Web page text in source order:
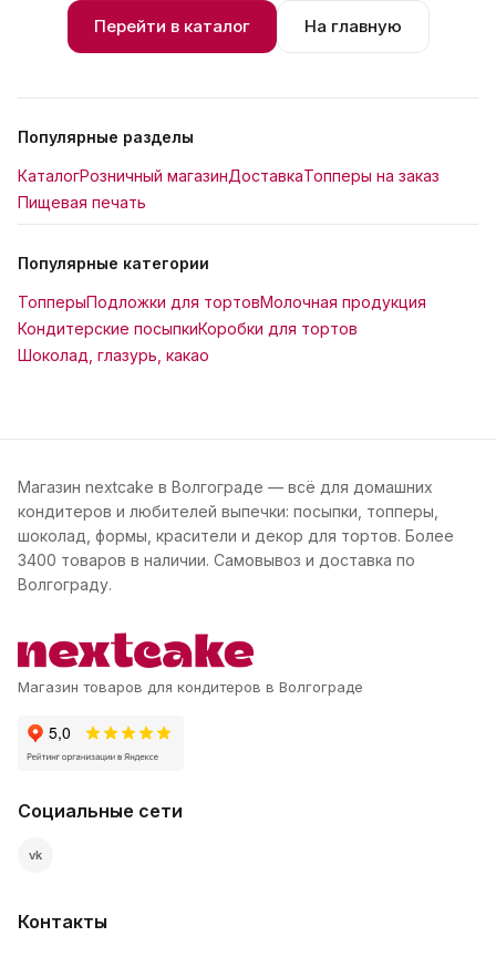
Перейти в каталог На главную
Популярные разделы
КаталогРозничный магазинДоставкаТопперы на заказ
Пищевая печать
Популярные категории
ТопперыПодложки для тортовМолочная продукция
Кондитерские посыпкиКоробки для тортов
Шоколад, глазурь, какао
Магазин nextcake в Волгограде — всё для домашних
кондитеров и любителей выпечки: посыпки, топперы,
шоколад, формы, красители и декор для тортов. Более
3400 товаров в наличии. Самовывоз и доставка по
Волгограду.
Магазин товаров для кондитеров в Волгограде
Социальные сети
vk
Контакты